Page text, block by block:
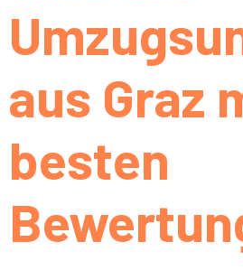
aus Graz
besten